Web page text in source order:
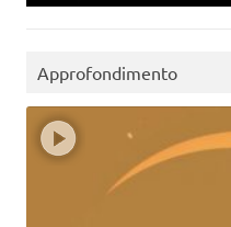
Approfondimento